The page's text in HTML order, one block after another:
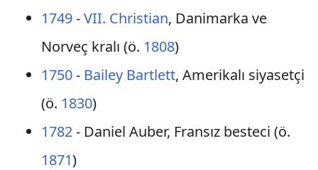
1749-VII. Christian, Danimarka ve
Norveç kralı (ö. 1808)
1750- Bailey Bartlett, Amerikalı siyasetçi
(ö. 1830)
1782- Daniel Auber, Fransız besteci (ö.
1871)